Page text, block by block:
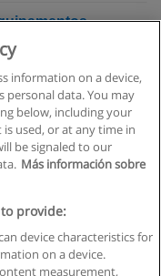
information on a device,
personal data. You may
below, including your
used, or at any time in
be signaled to our
Más información sobre
provide:
device characteristics for
on a device.
measurement,